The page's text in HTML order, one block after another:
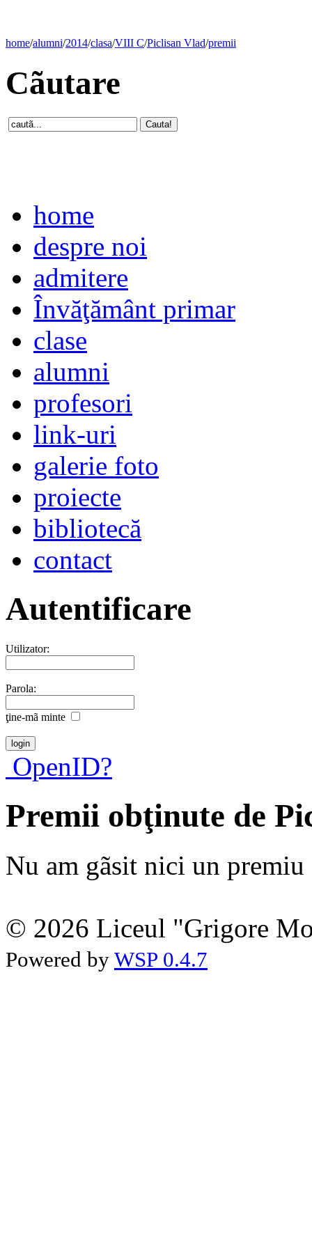
home/alumni/2014/clasa/VIII C/Piclisan Vlad/premii
Cãutare
home
despre noi
admitere
Învăţământ primar
clase
alumni
profesori
link-uri
galerie foto
proiecte
bibliotecă
contact
Autentificare
Utilizator:
Parola:
ţine-mã minte
OpenID?
Premii obţinute de
Nu am gãsit nici un premiu
© 2026 Liceul "Grigore
Powered by WSP 0.4.7